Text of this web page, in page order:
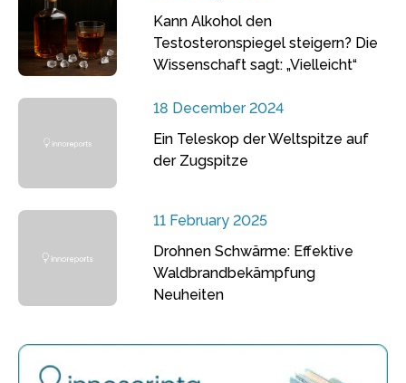
Kann Alkohol den
Testosteronspiegel steigern? Die
Wissenschaft sagt: „Vielleicht“
18 December 2024
Ein Teleskop der Weltspitze auf
der Zugspitze
11 February 2025
Drohnen Schwärme: Effektive
Waldbrandbekämpfung
Neuheiten